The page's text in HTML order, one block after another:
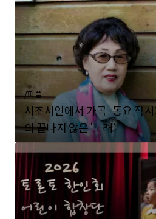
/피플
시조시인에서 가곡·동요 작
의 끝나지 않은 ‘노래’